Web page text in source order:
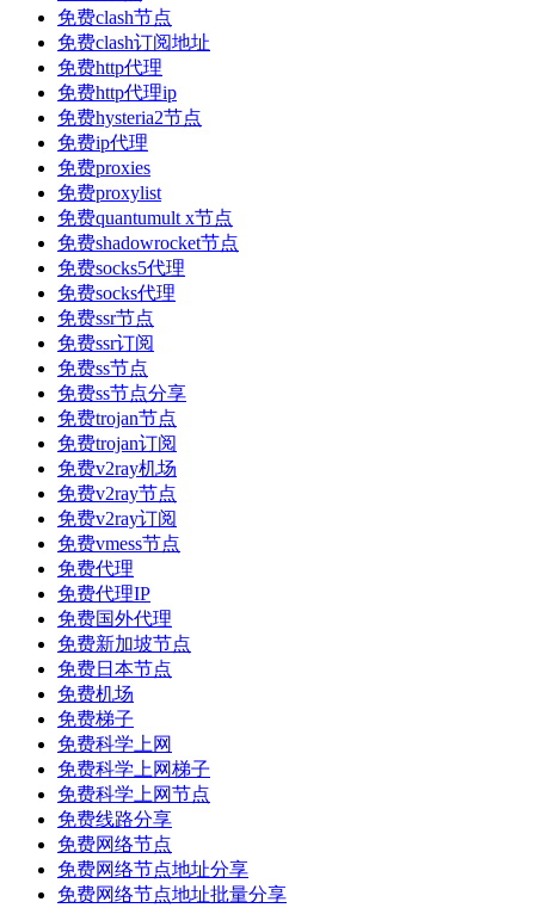
免费clash节点
免费clash订阅地址
免费http代理
免费http代理ip
免费hysteria2节点
免费ip代理
免费proxies
免费proxylist
免费quantumult x节点
免费shadowrocket节点
免费socks5代理
免费socks代理
免费ssr节点
免费ssr订阅
免费ss节点
免费ss节点分享
免费trojan节点
免费trojan订阅
免费v2ray机场
免费v2ray节点
免费v2ray订阅
免费vmess节点
免费代理
免费代理IP
免费国外代理
免费新加坡节点
免费日本节点
免费机场
免费梯子
免费科学上网
免费科学上网梯子
免费科学上网节点
免费线路分享
免费网络节点
免费网络节点地址分享
免费网络节点地址批量分享